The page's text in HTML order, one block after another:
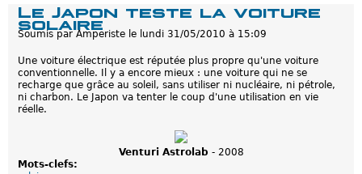
é
l
e
o
m
o
t
O
e
A
m
p
e
x
Le Japon teste la voiture
solaire
Soumis par Amperiste le lundi 31/05/2010 à 15:09
Une voiture électrique est réputée plus propre qu'une voiture
conventionnelle. Il y a encore mieux : une voiture qui ne se
recharge que grâce au soleil, sans utiliser ni nucléaire, ni pétrole,
ni charbon. Le Japon va tenter le coup d'une utilisation en vie
réelle.
Venturi Astrolab - 2008
Mots-clefs: